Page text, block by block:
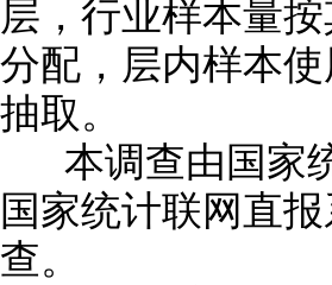
层，行业样本量
分配，层内样本
抽取。
本调查由国家
国家统计联网直
查。